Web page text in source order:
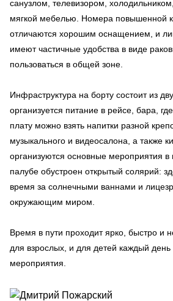
санузлом, телевизором,
мягкой мебелью. Номера повышенной
отличаются хорошим оснащением, и
имеют частичные удобства в виде
пользоваться в общей зоне.
Инфраструктура на борту состоит из
организуется питание в рейсе, бара,
плату можно взять напитки разной
музыкального и видеосалона, а также
организуются основные мероприятия в
палубе обустроен открытый солярий:
время за солнечными ваннами и
окружающим миром.
Время в пути проходит ярко, быстро и
для взрослых, и для детей каждый день
мероприятия.